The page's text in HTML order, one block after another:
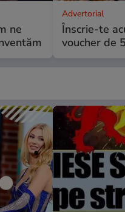
ne
Advertorial
Înscrie-te
voucher de